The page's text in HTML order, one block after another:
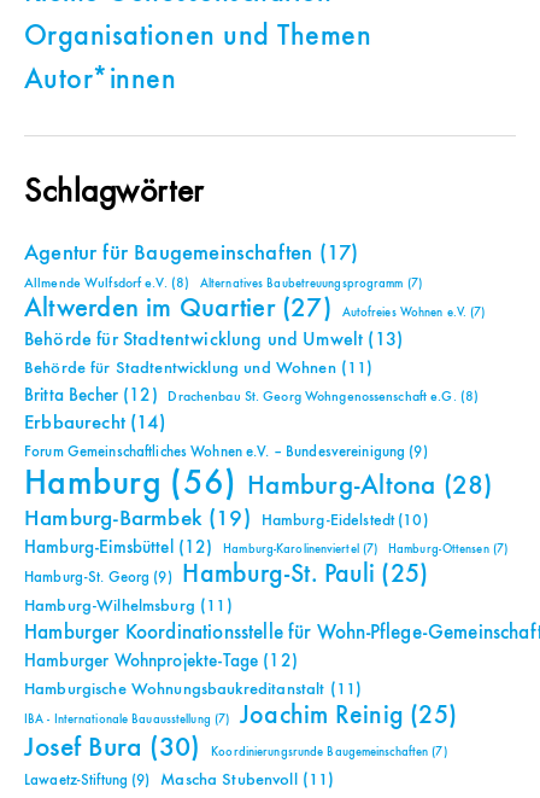
Organisationen und Themen
Autor*innen
Schlagwörter
Agentur für Baugemeinschaften (17)
Allmende Wulfsdorf e.V. (8) Alternatives Baubetreuungsprogramm (7)
Altwerden im Quartier(27) Autofreies Wohnen e.V. (7)
Behörde für Stadtentwicklung und Umwelt (13)
Behörde für Stadtentwicklung und Wohnen(11)
Britta Becher(12) Drachenbau St. Georg Wohngenossenschaft e.G. (8)
Erbbaurecht(14)
Forum Gemeinschaftliches Wohnen e.V. – Bundesvereinigung (9)
Hamburg (56) Hamburg-Altona (28)
Hamburg-Barmbek(19) Hamburg-Eidelstedt(10)
Hamburg-Eimsbüttel (12) Hamburg-Karolinenviertel (7) Hamburg-Ottensen(7)
Hamburg-St. Georg (9) Hamburg-St. Pauli (25)
Hamburg-Wilhelmsburg (11)
Hamburger Koordinationsstelle für Wohn-Pflege-
Hamburger Wohnprojekte-Tage (12)
Hamburgische Wohnungsbaukreditanstalt (11)
IBA - Internationale Bauausstellung (7) Joachim Reinig (25)
Josef Bura (30) Koordinierungsrunde Baugemeinschaften (7)
Lawaetz-Stiftung (9) Mascha Stubenvoll (11)